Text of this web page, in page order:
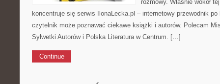
rozmowy. Właśnie wokół
koncentruje się serwis IlonaLecka.pl – internetowy przewodnik
czytelnik może poznawać ciekawe książki i autorów. Polecam
Sylwetki Autorów i Polska Literatura w Centrum. […]
Continue